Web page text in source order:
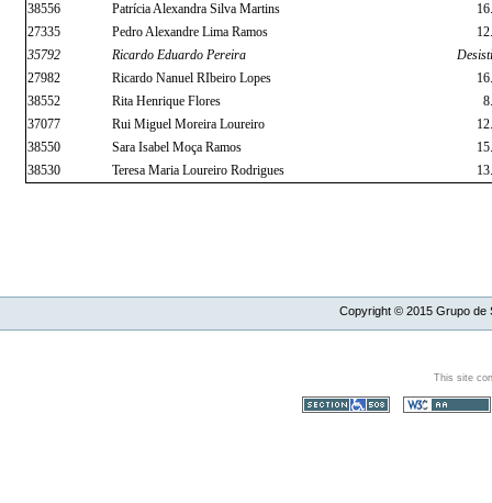
38556
Patrícia Alexandra Silva Martins
27335
Pedro Alexandre Lima Ramos
35792
Ricardo Eduardo Pereira
27982
Ricardo Nanuel RIbeiro Lopes
38552
Rita Henrique Flores
37077
Rui Miguel Moreira Loureiro
38550
Sara Isabel Moça Ramos
38530
Teresa Maria Loureiro Rodrigues
Copyright © 2015Grupo de
This site